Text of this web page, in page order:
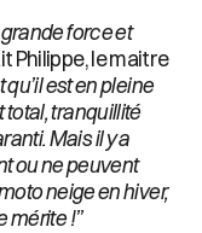
force et
Philippe, le maitre
qu’il est en pleine
tranquillité
Mais il y a
ou ne peuvent
neige en hiver,
mérite !”